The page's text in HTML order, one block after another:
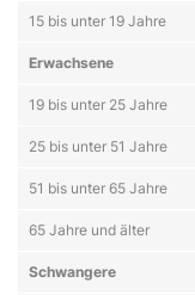
15 bis unter 19 Jahre
Erwachsene
19 bis unter 25 Jahre
25 bis unter 51 Jahre
51 bis unter 65 Jahre
65 Jahre und älter
Schwangere